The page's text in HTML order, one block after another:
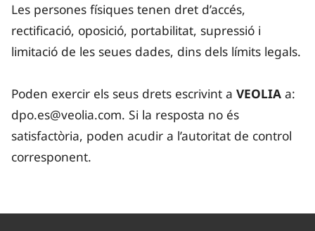
Les persones físiques tenen dret d’accés,
rectificació, oposició, portabilitat, supressió i
limitació de les seues dades, dins dels límits legals.
Poden exercir els seus drets escrivint a VEOLIA a:
dpo.es@veolia.com. Si la resposta no és
satisfactòria, poden acudir a l’autoritat de control
corresponent.